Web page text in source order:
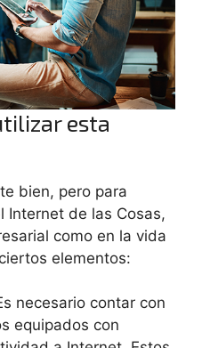
esta
bien, pero para
Internet de las Cosas,
como en la vida
elementos:
necesario contar con
equipados con